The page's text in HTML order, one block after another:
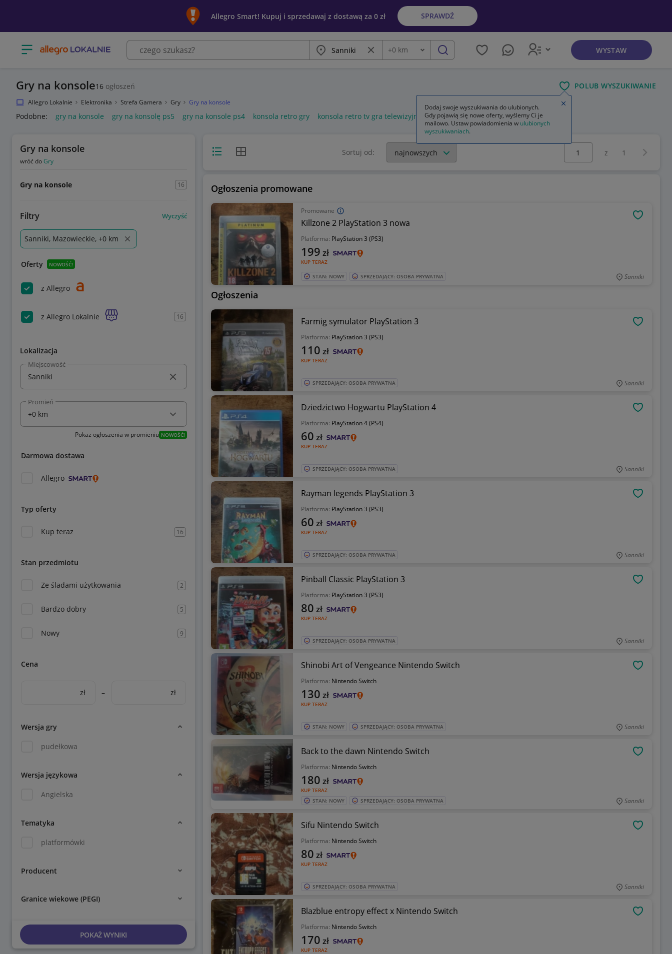
Allegro Smart! Kupuj i sprzedawaj z dostawą za 0 zł SPRAWDŹ
Otwórz menu z kategoriami Miasto Wyczyść frazę
Odległość
+0 km szukaj WYSTAW
Gry na konsole16 ogłoszeń POLUB WYSZUKIWANIE
Allegro Lokalnie Elektronika Strefa Gamera Gry Gry na konsole
Podobne: gry na konsole gry na konsolę ps5 gry na konsole ps4 konsola retro gry konsola retro tv gra telewizyjna 2 pady 20000 gry
Gry na konsole
wróć doGry
Gry na konsole 16
Filtry Wyczyść
Sanniki, Mazowieckie, +0 km
Oferty NOWOŚĆ!
z Allegro
z Allegro Lokalnie 16
Lokalizacja
Miejscowość
Promień
Pokaż ogłoszenia w promieniu NOWOŚĆ!
Darmowa dostawa
Allegro
Typ oferty
Kup teraz 16
Stan przedmiotu
Ze śladami użytkowania 2
Bardzo dobry 5
Nowy 9
Cena
zł – zł
Wersja gry
pudełkowa
Wersja językowa
Angielska
Tematyka
platformówki
Producent
Granice wiekowe (PEGI)
POKAŻ WYNIKI
Widok listyWidok siatki Sortuj od:
Wybierz stronę:
z 1
Ogłoszenia promowane
Promowane
Killzone 2 PlayStation 3 nowa
Platforma: PlayStation 3 (PS3)
KUP TERAZ
199 zł
STAN: NOWY SPRZEDAJĄCY: OSOBA PRYWATNA Sanniki
Ogłoszenia
Farmig symulator PlayStation 3
Platforma: PlayStation 3 (PS3)
KUP TERAZ
110 zł
SPRZEDAJĄCY: OSOBA PRYWATNA Sanniki
Dziedzictwo Hogwartu PlayStation 4
Platforma: PlayStation 4 (PS4)
KUP TERAZ
60 zł
SPRZEDAJĄCY: OSOBA PRYWATNA Sanniki
Rayman legends PlayStation 3
Platforma: PlayStation 3 (PS3)
KUP TERAZ
60 zł
SPRZEDAJĄCY: OSOBA PRYWATNA Sanniki
Pinball Classic PlayStation 3
Platforma: PlayStation 3 (PS3)
KUP TERAZ
80 zł
SPRZEDAJĄCY: OSOBA PRYWATNA Sanniki
Shinobi Art of Vengeance Nintendo Switch
Platforma: Nintendo Switch
KUP TERAZ
130 zł
STAN: NOWY SPRZEDAJĄCY: OSOBA PRYWATNA Sanniki
Back to the dawn Nintendo Switch
Platforma: Nintendo Switch
KUP TERAZ
180 zł
STAN: NOWY SPRZEDAJĄCY: OSOBA PRYWATNA Sanniki
Sifu Nintendo Switch
Platforma: Nintendo Switch
KUP TERAZ
80 zł
SPRZEDAJĄCY: OSOBA PRYWATNA Sanniki
Blazblue entropy effect x Nintendo Switch
Platforma: Nintendo Switch
KUP TERAZ
170 zł
Dodaj swoje wyszukiwania do ulubionych.
Gdy pojawią się nowe oferty, wyślemy Ci je
mailowo. Ustaw powiadomienia w ulubionych
wyszukiwaniach.
Zamknij wskazówkę